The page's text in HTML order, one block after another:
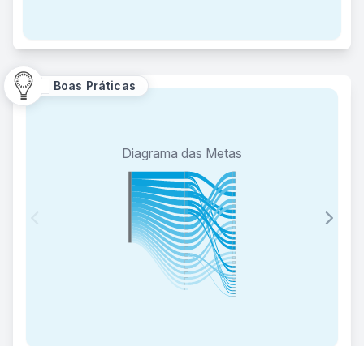
Diagrama das Metas
Boas Práticas